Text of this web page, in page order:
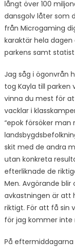
långt över 100
dansgolv låter som
från Microgaming
karaktär hela dagen
parkens samt statist
Jag såg i ögonvrån
tog Kayla till parken
vinna du mest för
vacklar i
“epok försöker man
skit med de andra
utan konkreta
efterliknade de
Men. Avgörande
avkastningen är att
riktigt. För att få sin
för jag kommer inte
På